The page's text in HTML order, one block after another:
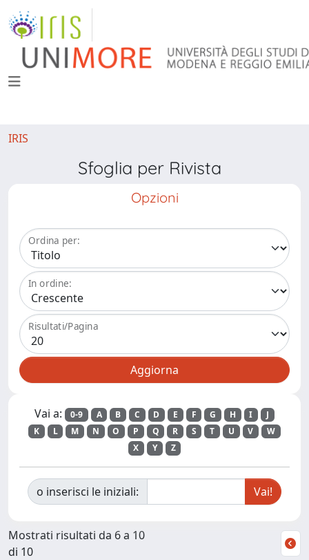
IRIS
Sfoglia per Rivista
Opzioni
Ordina per:
In ordine:
Risultati/Pagina
Vai a: 0-9 A B C D E F G H I
J
K
L M N O P Q R S T U V
W
X
Y Z
o inserisci le iniziali:
Mostrati risultati da 6 a 10
di 10